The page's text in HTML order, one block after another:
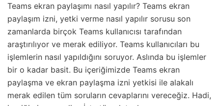
Teams ekran paylaşımı nasıl yapılır? Teams ekran
paylaşım izni, yetki verme nasıl yapılır sorusu son
zamanlarda birçok Teams kullanıcısı tarafından
araştırılıyor ve merak ediliyor. Teams kullanıcıları bu
işlemlerin nasıl yapıldığını soruyor. Aslında bu işlemler
bir o kadar basit. Bu içeriğimizde Teams ekran
paylaşma ve ekran paylaşma izni yetkisi ile alakalı
merak edilen tüm soruların cevaplarını vereceğiz. Hadi,